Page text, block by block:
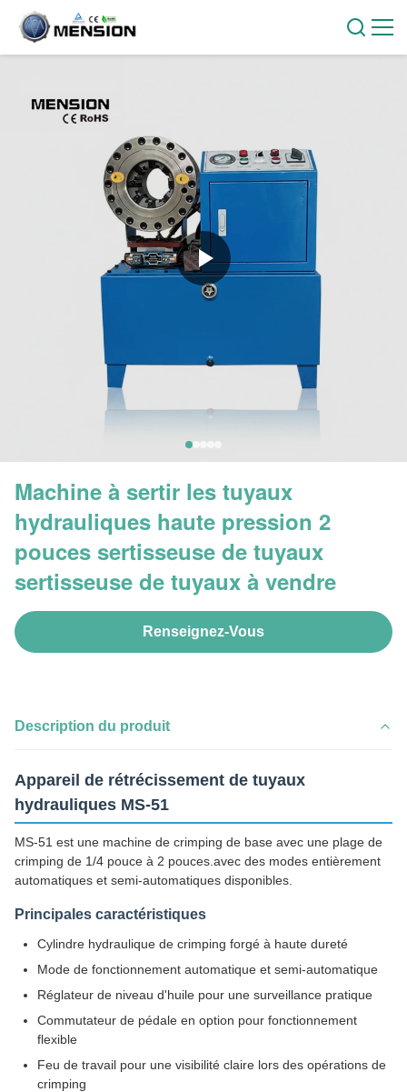
Machine à sertir les tuyaux
hydrauliques haute pression 2
pouces sertisseuse de tuyaux
sertisseuse de tuyaux à vendre
Renseignez-Vous
Description du produit
Appareil de rétrécissement de tuyaux
hydrauliques MS-51
MS-51 est une machine de crimping de base avec une plage de
crimping de 1/4 pouce à 2 pouces.avec des modes entièrement
automatiques et semi-automatiques disponibles.
Principales caractéristiques
Cylindre hydraulique de crimping forgé à haute dureté
Mode de fonctionnement automatique et semi-automatique
Réglateur de niveau d'huile pour une surveillance pratique
Commutateur de pédale en option pour fonctionnement
flexible
Feu de travail pour une visibilité claire lors des opérations de
crimping